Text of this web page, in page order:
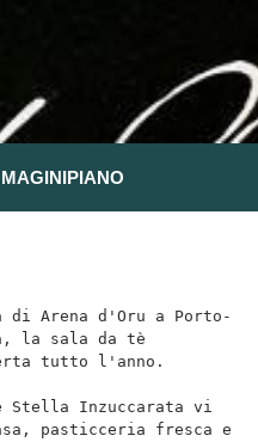
PIANO
Arena d'Oru a Porto-
la sala da tè
tutto l'anno.
Inzuccarata vi
pasticceria fresca e